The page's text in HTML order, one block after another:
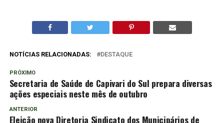
NOTÍCIAS RELACIONADAS: DESTAQUE
PRÓXIMO
Secretaria de Saúde de Capivari do Sul prepara diversas
ações especiais neste mês de outubro
ANTERIOR
Eleição nova Diretoria Sindicato dos Municipários de